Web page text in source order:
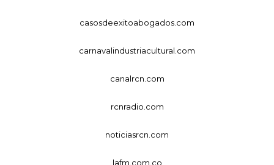
casosdeexitoabogados.com
carnavalindustriacultural.com
canalrcn.com
rcnradio.com
noticiasrcn.com
lafm.com.co